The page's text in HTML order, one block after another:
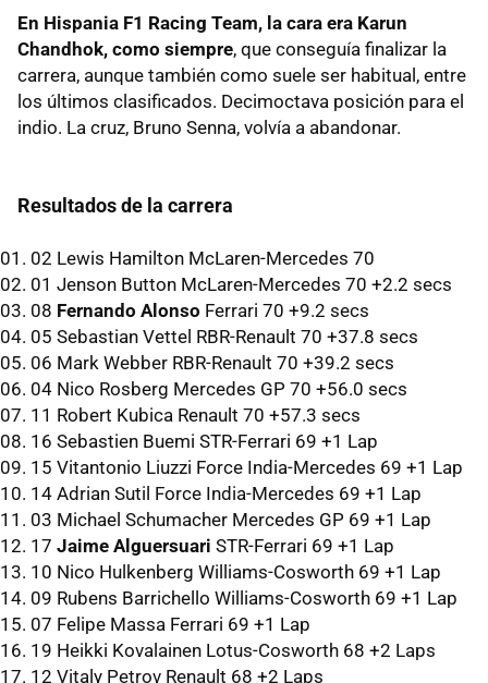
En Hispania F1 Racing Team, la cara era Karun
Chandhok, como siempre, que conseguía finalizar la
carrera, aunque también como suele ser habitual, entre
los últimos clasificados. Decimoctava posición para el
indio. La cruz, Bruno Senna, volvía a abandonar.
Resultados de la carrera
01. 02 Lewis Hamilton McLaren-Mercedes 70
02. 01 Jenson Button McLaren-Mercedes 70 +2.2 secs
03. 08 Fernando Alonso Ferrari 70 +9.2 secs
04. 05 Sebastian Vettel RBR-Renault 70 +37.8 secs
05. 06 Mark Webber RBR-Renault 70 +39.2 secs
06. 04 Nico Rosberg Mercedes GP 70 +56.0 secs
07. 11 Robert Kubica Renault 70 +57.3 secs
08. 16 Sebastien Buemi STR-Ferrari 69 +1 Lap
09. 15 Vitantonio Liuzzi Force India-Mercedes 69 +1 Lap
10. 14 Adrian Sutil Force India-Mercedes 69 +1 Lap
11. 03 Michael Schumacher Mercedes GP 69 +1 Lap
12. 17 Jaime Alguersuari STR-Ferrari 69 +1 Lap
13. 10 Nico Hulkenberg Williams-Cosworth 69 +1 Lap
14. 09 Rubens Barrichello Williams-Cosworth 69 +1 Lap
15. 07 Felipe Massa Ferrari 69 +1 Lap
16. 19 Heikki Kovalainen Lotus-Cosworth 68 +2 Laps
17. 12 Vitaly Petrov Renault 68 +2 Laps